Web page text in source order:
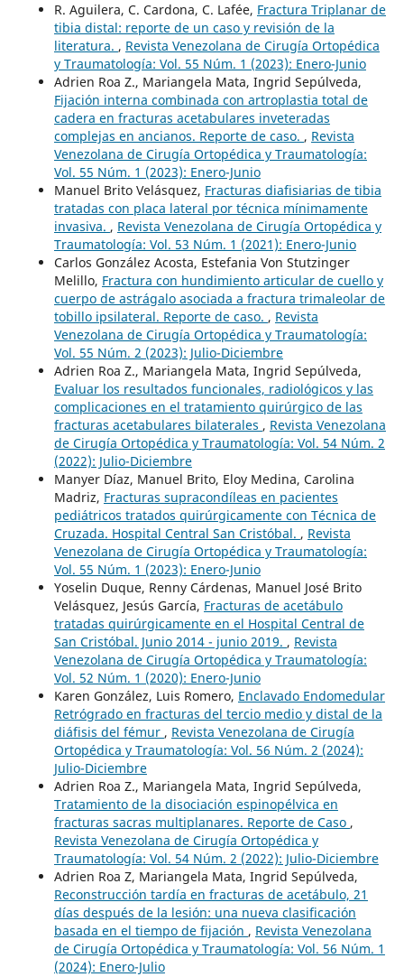
R. Aguilera, C. Cardona, C. Lafée, Fractura Triplanar de
tibia distal: reporte de un caso y revisión de la
literatura. , Revista Venezolana de Cirugía Ortopédica
y Traumatología: Vol. 55 Núm. 1 (2023): Enero-Junio
Adrien Roa Z., Mariangela Mata, Ingrid Sepúlveda,
Fijación interna combinada con artroplastia total de
cadera en fracturas acetabulares inveteradas
complejas en ancianos. Reporte de caso. , Revista
Venezolana de Cirugía Ortopédica y Traumatología:
Vol. 55 Núm. 1 (2023): Enero-Junio
Manuel Brito Velásquez, Fracturas diafisiarias de tibia
tratadas con placa lateral por técnica mínimamente
invasiva. , Revista Venezolana de Cirugía Ortopédica y
Traumatología: Vol. 53 Núm. 1 (2021): Enero-Junio
Carlos González Acosta, Estefania Von Stutzinger
Melillo, Fractura con hundimiento articular de cuello y
cuerpo de astrágalo asociada a fractura trimaleolar de
tobillo ipsilateral. Reporte de caso. , Revista
Venezolana de Cirugía Ortopédica y Traumatología:
Vol. 55 Núm. 2 (2023): Julio-Diciembre
Adrien Roa Z., Mariangela Mata, Ingrid Sepúlveda,
Evaluar los resultados funcionales, radiológicos y las
complicaciones en el tratamiento quirúrgico de las
fracturas acetabulares bilaterales , Revista Venezolana
de Cirugía Ortopédica y Traumatología: Vol. 54 Núm. 2
(2022): Julio-Diciembre
Manyer Díaz, Manuel Brito, Eloy Medina, Carolina
Madriz, Fracturas supracondíleas en pacientes
pediátricos tratados quirúrgicamente con Técnica de
Cruzada. Hospital Central San Cristóbal. , Revista
Venezolana de Cirugía Ortopédica y Traumatología:
Vol. 55 Núm. 1 (2023): Enero-Junio
Yoselin Duque, Renny Cárdenas, Manuel José Brito
Velásquez, Jesús García, Fracturas de acetábulo
tratadas quirúrgicamente en el Hospital Central de
San Cristóbal. Junio 2014 - junio 2019. , Revista
Venezolana de Cirugía Ortopédica y Traumatología:
Vol. 52 Núm. 1 (2020): Enero-Junio
Karen González, Luis Romero, Enclavado Endomedular
Retrógrado en fracturas del tercio medio y distal de la
diáfisis del fémur , Revista Venezolana de Cirugía
Ortopédica y Traumatología: Vol. 56 Núm. 2 (2024):
Julio-Diciembre
Adrien Roa Z., Mariangela Mata, Ingrid Sepúlveda,
Tratamiento de la disociación espinopélvica en
fracturas sacras multiplanares. Reporte de Caso ,
Revista Venezolana de Cirugía Ortopédica y
Traumatología: Vol. 54 Núm. 2 (2022): Julio-Diciembre
Adrien Roa Z, Mariangela Mata, Ingrid Sepúlveda,
Reconstrucción tardía en fracturas de acetábulo, 21
días después de la lesión: una nueva clasificación
basada en el tiempo de fijación , Revista Venezolana
de Cirugía Ortopédica y Traumatología: Vol. 56 Núm. 1
(2024): Enero-Julio